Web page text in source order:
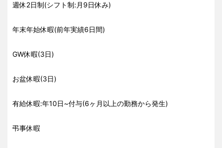
週休2日制(シフト制:月9日休み)
年末年始休暇(前年実績6日間)
GW休暇(3日)
お盆休暇(3日)
有給休暇:年10日~付与(6ヶ月以上の勤務から発生)
弔事休暇